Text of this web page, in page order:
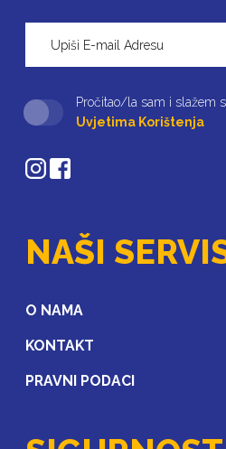
Pročitao/la sam i slažem
Uvjetima Korištenja
NAŠI
O NAMA
KONTAKT
PRAVNI PODACI